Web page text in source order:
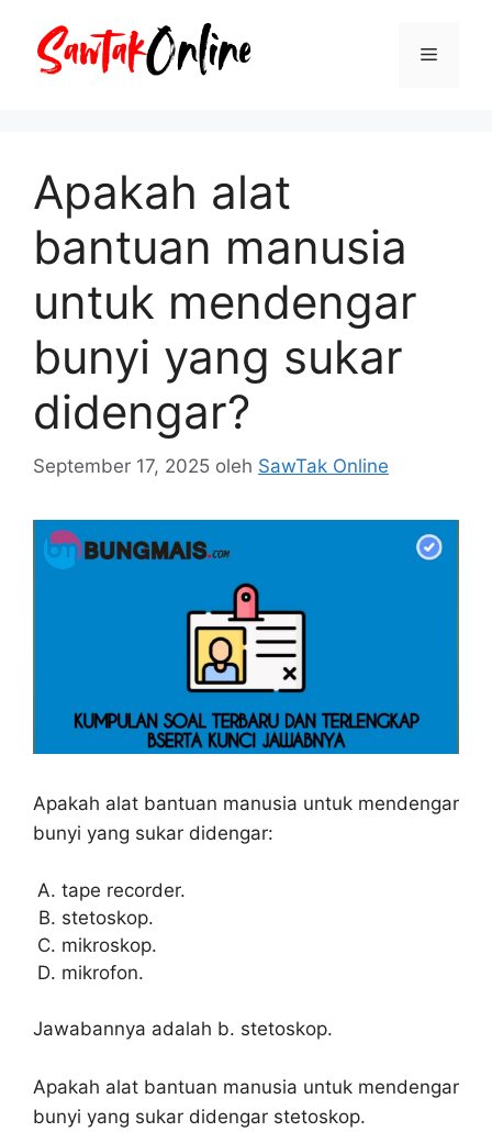
Menu
Apakah alat
bantuan manusia
untuk mendengar
bunyi yang sukar
didengar?
September 17, 2025 oleh SawTak Online
Apakah alat bantuan manusia untuk mendengar
bunyi yang sukar didengar:
tape recorder.
stetoskop.
mikroskop.
mikrofon.
Jawabannya adalah b. stetoskop.
Apakah alat bantuan manusia untuk mendengar
bunyi yang sukar didengar stetoskop.